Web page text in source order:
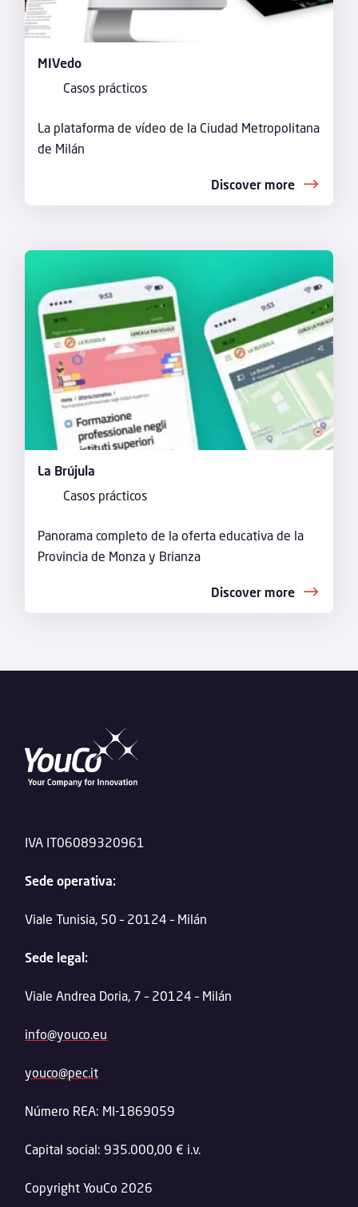
MIVedo
Casos prácticos
La plataforma de vídeo de la Ciudad Metropolitana
de Milán
Discover more
La Brújula
Casos prácticos
Panorama completo de la oferta educativa de la
Provincia de Monza y Brianza
Discover more
IVA IT06089320961
Sede operativa:
Viale Tunisia, 50 – 20124 – Milán
Sede legal:
Viale Andrea Doria, 7 – 20124 – Milán
info@youco.eu
youco@pec.it
Número REA: MI-1869059
Capital social: 935.000,00 € i.v.
Copyright YouCo 2026